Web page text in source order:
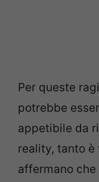
Per queste
potrebbe
appetibile da
reality, tanto
affermano